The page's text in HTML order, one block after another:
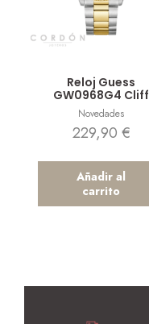
Reloj Guess
GW0968G4 Cliff
Novedades
229,90 €
Añadir al
carrito